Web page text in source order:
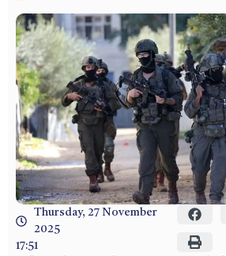
Thursday, 27 November
2025
17:51